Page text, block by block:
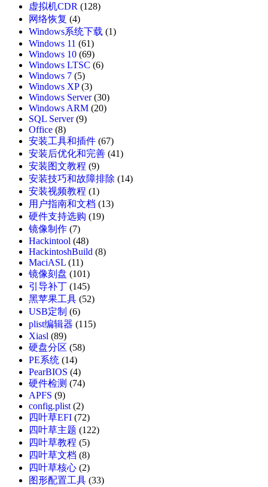
虚拟机CDR (128)
网络恢复 (4)
Windows系统下载 (1)
Windows 11 (61)
Windows 10 (69)
Windows LTSC (6)
Windows 7 (5)
Windows XP(3)
Windows Server(30)
Windows ARM (20)
SQL Server(9)
Office (8)
安装工具和插件 (67)
安装后优化和完善 (41)
安装图文教程 (9)
安装技巧和故障排除 (14)
安装视频教程 (1)
用户指南和文档 (13)
硬件支持选购 (19)
镜像制作 (7)
Hackintool (48)
HackintoshBuild (8)
MaciASL (11)
镜像刻盘 (101)
引导补丁 (145)
黑苹果工具 (52)
USB定制 (6)
plist编辑器 (115)
Xiasl (89)
硬盘分区 (58)
PE系统 (14)
PearBIOS (4)
硬件检测 (74)
APFS (9)
config.plist (2)
四叶草EFI (72)
四叶草主题 (122)
四叶草教程 (5)
四叶草文档 (8)
四叶草核心 (2)
图形配置工具 (33)